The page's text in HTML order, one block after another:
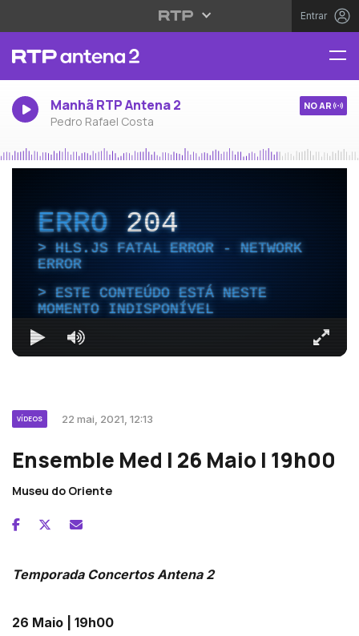
Entrar
Manhã RTP Antena 2
Pedro Rafael Costa
NO AR
ERRO204
HLS.JS FATAL ERROR - NETWORK
ERROR
ESTE CONTEÚDO ESTÁ NESTE
MOMENTO INDISPONÍVEL
VÍDEOS 22 mai, 2021, 12:13
Ensemble Med | 26 Maio | 19h00
Museu do Oriente
Temporada Concertos Antena 2
26 Maio | 19h00